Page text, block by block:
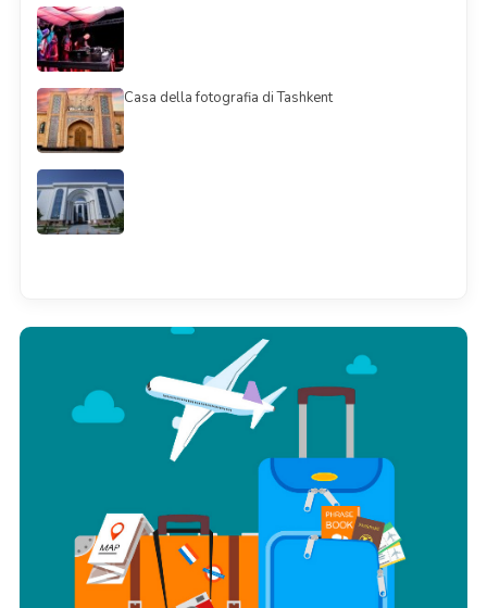
Casa della fotografia di Tashkent